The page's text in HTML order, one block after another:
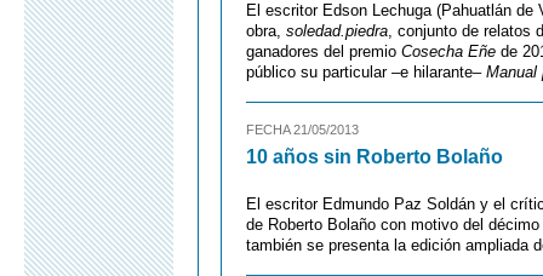
El escritor Edson Lechuga (Pahuatlán
obra, soledad.piedra, conjunto de relatos
ganadores del premio Cosecha Eñe de
público su particular –e hilarante– Manual
FECHA 21/05/2013
10 años sin Roberto Bolaño
El escritor Edmundo Paz Soldán y el
de Roberto Bolaño con motivo del
también se presenta la edición ampliada